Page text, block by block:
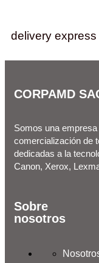
delivery
CORPAMD
Somos una
comercialización de
dedicadas a la
Canon, Xerox,
Sobre
nosotros